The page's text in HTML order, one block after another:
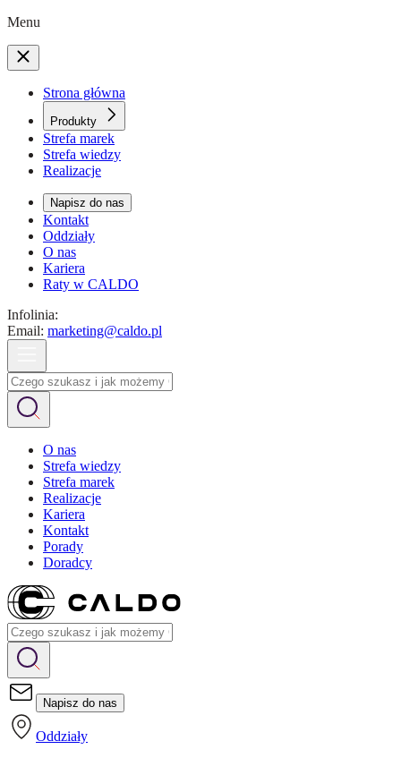
Menu
Strona główna
Produkty
Strefa marek
Strefa wiedzy
Realizacje
Napisz do nas
Kontakt
Oddziały
O nas
Kariera
Raty w CALDO
Infolinia:
Email: marketing@caldo.pl
O nas
Strefa wiedzy
Strefa marek
Realizacje
Kariera
Kontakt
Porady
Doradcy
Napisz do nas
Oddziały